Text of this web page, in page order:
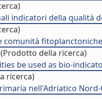
indicatori della qualità
comunità
(Prodotto della ricerca)
be used as bio-
ricerca)
nell'Adriatico